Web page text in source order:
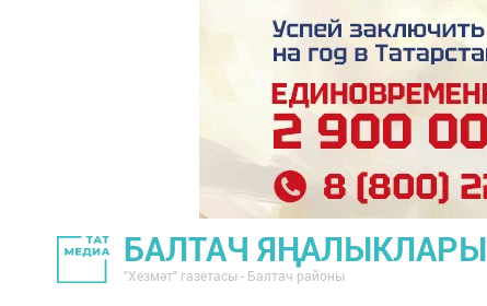
БАЛТАЧ ЯҢАЛЫКЛАРЫ
"Хезмәт" газетасы - Балтач районы